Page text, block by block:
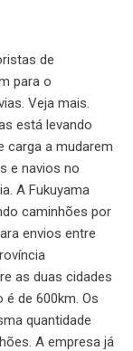
de
para o
Veja mais.
está levando
carga a mudarem
e navios no
A Fukuyama
caminhões por
envios entre
as duas cidades
de 600km. Os
quantidade
A empresa já